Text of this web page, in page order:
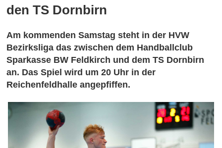
den TS Dornbirn
Am kommenden Samstag steht in der HVW
Bezirksliga das zwischen dem Handballclub
Sparkasse BW Feldkirch und dem TS Dornbirn
an. Das Spiel wird um 20 Uhr in der
Reichenfeldhalle angepfiffen.